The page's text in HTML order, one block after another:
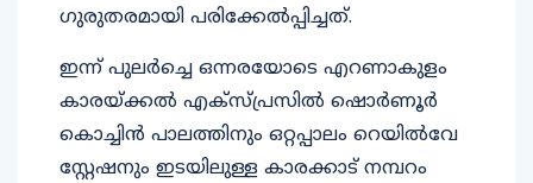
ഗുരുതരമായി പരിക്കേൽപ്പിച്ചത്.
ഇന്ന് പുലർച്ചെ ഒന്നരയോടെ എറണാകുളം
കാരയ്ക്കൽ എക്‌സ്‌പ്രസിൽ ഷൊർണൂർ
കൊച്ചിൻ പാലത്തിനും ഒറ്റപ്പാലം റെയിൽവേ
സ്റ്റേഷനും ഇടയിലുള്ള കാരക്കാട് നമ്പറം